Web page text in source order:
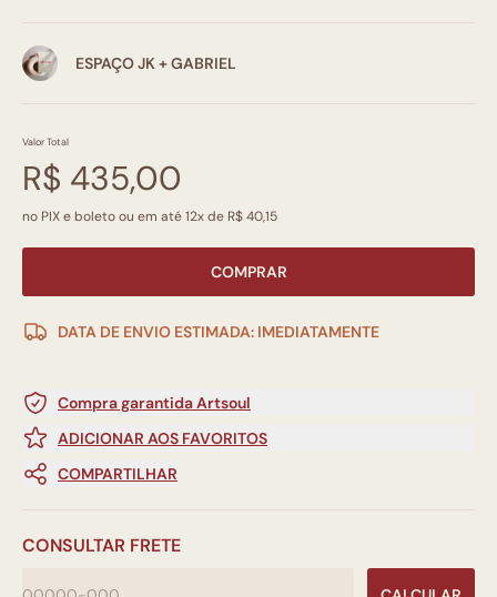
ESPAÇO JK + GABRIEL
Valor Total
R$ 435,00
no PIX e boleto ou em até 12x de R$ 40,15
COMPRAR
DATA DE ENVIO ESTIMADA: IMEDIATAMENTE
Compra garantida Artsoul
ADICIONAR AOS FAVORITOS
COMPARTILHAR
CONSULTAR FRETE